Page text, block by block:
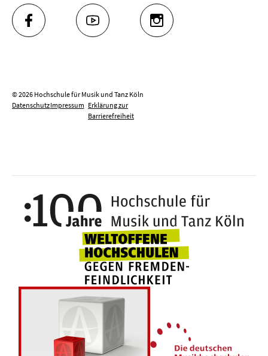
FACEBOOK YOUTUBE INSTAGRAM
© 2026 Hochschule für Musik und Tanz Köln
DatenschutzImpressum Erklärung zur
Barrierefreiheit